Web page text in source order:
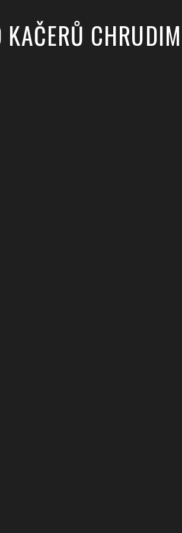
CHRUDIM